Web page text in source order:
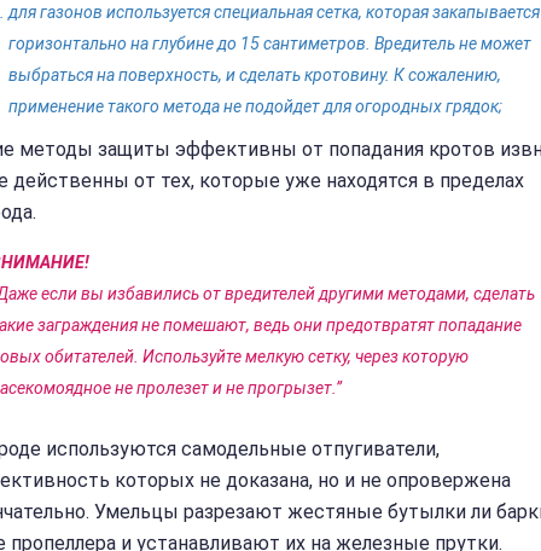
для газонов используется специальная сетка, которая закапывается
горизонтально на глубине до 15 сантиметров. Вредитель не может
выбраться на поверхность, и сделать кротовину. К сожалению,
применение такого метода не подойдет для огородных грядок;
методы защиты эффективны от попадания кротов
действенны от тех, которые уже находятся в пределах
если вы избавились от вредителей другими методами, сделать
заграждения не помешают, ведь они предотвратят попадание
обитателей. Используйте мелкую сетку, через которую
не пролезет и не прогрызет.”
используются самодельные отпугиватели,
которых не доказана, но и не опровержена
Умельцы разрезают жестяные бутылки ли
пропеллера и устанавливают их на железные прутки.